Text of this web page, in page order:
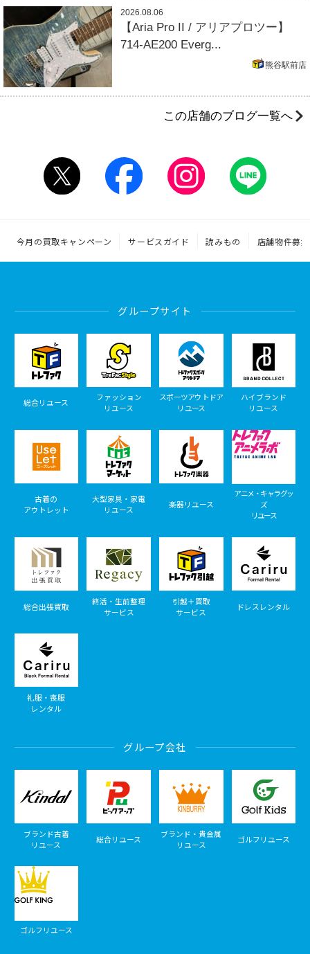
2026.08.06
【Aria Pro II / アリアプロツー】
714-AE200 Everg...
熊谷駅前店
この店舗のブログ一覧へ
今月の買取キャンペーン サービスガイド 読みもの 店舗物件募集
グループサイト
総合リユース
ファッション
リユース
スポーツアウトドア
リユース
ハイブランド
リユース
古着の
アウトレット
大型家具・家電
リユース
楽器リユース
アニメ・キャラグッ
ズ
リユース
総合出張買取
終活・生前整理
サービス
引越＋買取
サービス
ドレスレンタル
礼服・喪服
レンタル
グループ会社
ブランド古着
リユース
総合リユース
ブランド・貴金属
リユース
ゴルフリユース
ゴルフリユース